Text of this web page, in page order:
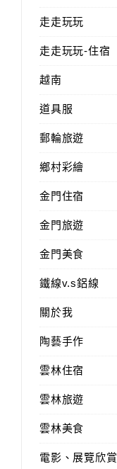
走走玩玩
走走玩玩-住宿
越南
道具服
郵輪旅遊
鄉村彩繪
金門住宿
金門旅遊
金門美食
鐵線v.s鋁線
關於我
陶藝手作
雲林住宿
雲林旅遊
雲林美食
電影、展覽欣賞